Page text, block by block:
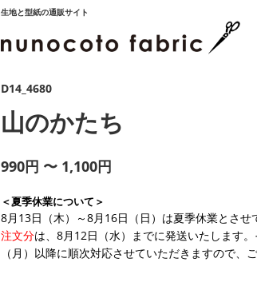
生地と型紙の通販サイト
D14_4680
山のかたち
990円 〜 1,100円
＜夏季休業について＞
8月13日（木）～8月16日（日）は夏季休業とさせ
注文分は、8月12日（水）までに発送いたします
（月）以降に順次対応させていただきますので、